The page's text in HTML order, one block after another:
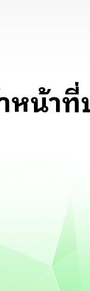
หน้า